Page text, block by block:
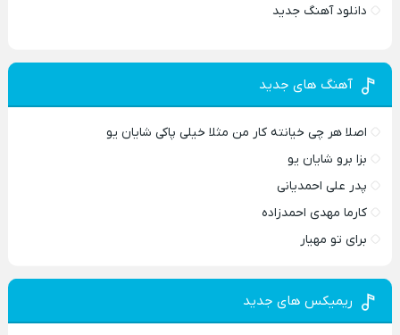
دانلود آهنگ جدید
آهنگ های جدید
اصلا هر چی خیانته کار من مثلا خیلی پاکی شایان یو
بزا برو شایان یو
پدر علی احمدیانی
کارما مهدی احمدزاده
برای تو مهیار
ریمیکس های جدید